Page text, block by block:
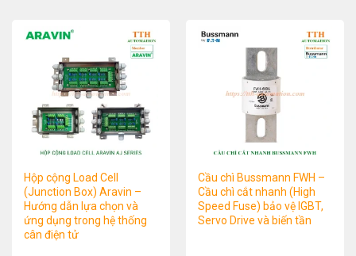
Hộp cộng Load Cell
(Junction Box) Aravin –
Hướng dẫn lựa chọn và
ứng dụng trong hệ thống
cân điện tử
Cầu chì Bussmann FWH –
Cầu chì cắt nhanh (High
Speed Fuse) bảo vệ IGBT,
Servo Drive và biến tần